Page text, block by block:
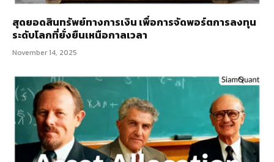
สุดยอดสินทรัพย์ทางการเงิน เพื่อการจัดพอร์ตการลงทุน
ระดับโลกที่ยั่งยืนเหนือกาลเวลา
November 14, 2025